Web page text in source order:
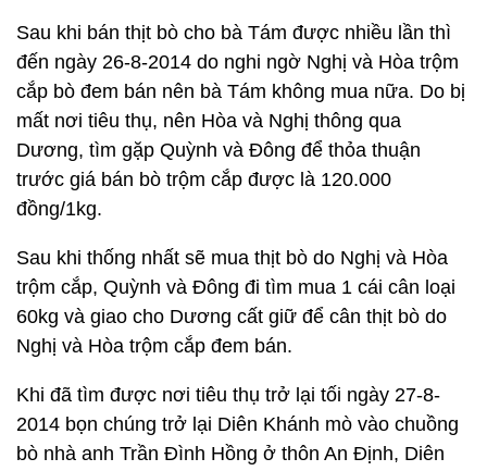
Sau khi bán thịt bò cho bà Tám được nhiều lần thì
đến ngày 26-8-2014 do nghi ngờ Nghị và Hòa trộm
cắp bò đem bán nên bà Tám không mua nữa. Do bị
mất nơi tiêu thụ, nên Hòa và Nghị thông qua
Dương, tìm gặp Quỳnh và Đông để thỏa thuận
trước giá bán bò trộm cắp được là 120.000
đồng/1kg.
Sau khi thống nhất sẽ mua thịt bò do Nghị và Hòa
trộm cắp, Quỳnh và Đông đi tìm mua 1 cái cân loại
60kg và giao cho Dương cất giữ để cân thịt bò do
Nghị và Hòa trộm cắp đem bán.
Khi đã tìm được nơi tiêu thụ trở lại tối ngày 27-8-
2014 bọn chúng trở lại Diên Khánh mò vào chuồng
bò nhà anh Trần Đình Hồng ở thôn An Định, Diên